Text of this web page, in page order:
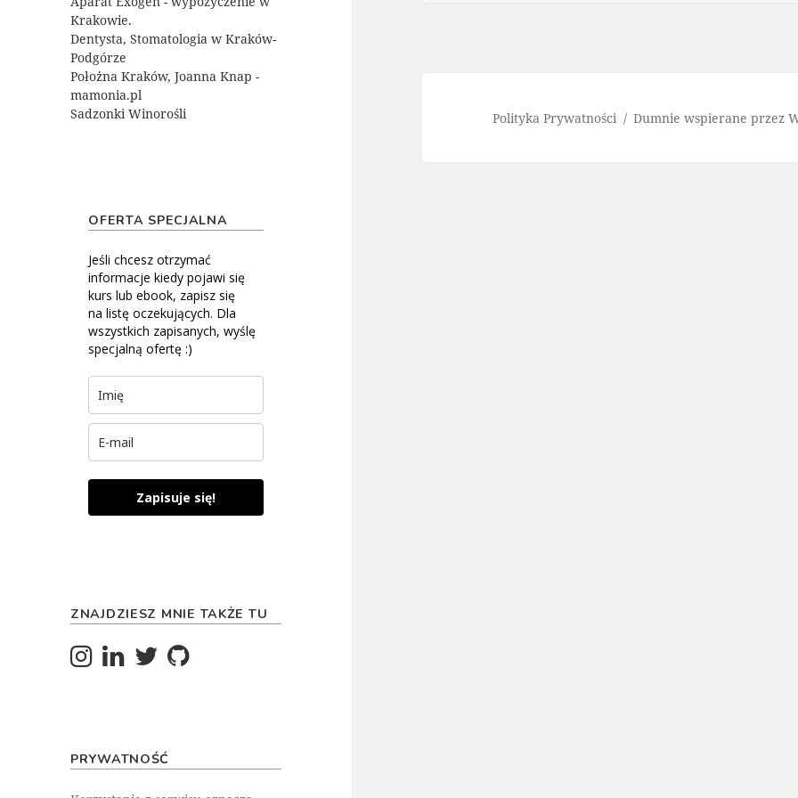
Krakowie.
Dentysta, Stomatologia w Kraków-
Podgórze
Położna Kraków, Joanna Knap -
mamonia.pl
Sadzonki Winorośli
OFERTA SPECJALNA
Jeśli chcesz otrzymać
informacje kiedy pojawi się
kurs lub ebook, zapisz się
na listę oczekujących. Dla
wszystkich zapisanych, wyślę
specjalną ofertę :)
Zapisuje się!
ZNAJDZIESZ MNIE TAKŻE TU
PRYWATNOŚĆ
Polityka Prywatności Dumnie wspierane przez